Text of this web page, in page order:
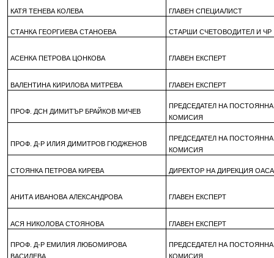
КАТЯ ТЕНЕВА КОЛЕВА ГЛАВЕН СПЕЦИАЛИСТ
СТАНКА ГЕОРГИЕВА СТАНОЕВА СТАРШИ СЧЕТОВОДИТЕЛ И ЧР
АСЕНКА ПЕТРОВА ЦОНКОВА ГЛАВЕН ЕКСПЕРТ
ВАЛЕНТИНА КИРИЛОВА МИТРЕВА ГЛАВЕН ЕКСПЕРТ
ПРОФ. ДСН ДИМИТЪР БРАЙКОВ МИЧЕВ
ПРЕДСЕДАТЕЛ НА ПОСТОЯННА
КОМИСИЯ
ПРОФ. Д-Р ИЛИЯ ДИМИТРОВ ГЮДЖЕНОВ
ПРЕДСЕДАТЕЛ НА ПОСТОЯННА
КОМИСИЯ
СТОЯНКА ПЕТРОВА КИРЕВА ДИРЕКТОР НА ДИРЕКЦИЯ
АНИТА ИВАНОВА АЛЕКСАНДРОВА ГЛАВЕН ЕКСПЕРТ
АСЯ НИКОЛОВА СТОЯНОВА ГЛАВЕН ЕКСПЕРТ
ПРОФ. Д-Р ЕМИЛИЯ ЛЮБОМИРОВА
ВАСИЛЕВА
ПРЕДСЕДАТЕЛ НА ПОСТОЯННА
КОМИСИЯ